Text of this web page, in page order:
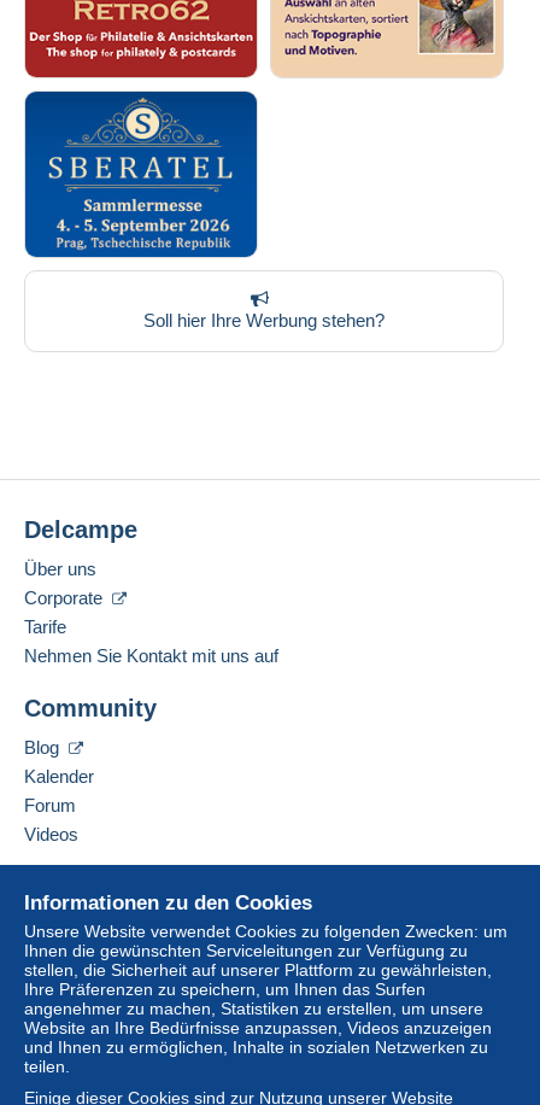
Soll hier Ihre Werbung stehen?
Informationen zu den Cookies
Unsere Website verwendet Cookies zu folgenden Zwecken: um
Ihnen die gewünschten Serviceleitungen zur Verfügung zu
stellen, die Sicherheit auf unserer Plattform zu gewährleisten,
Ihre Präferenzen zu speichern, um Ihnen das Surfen
angenehmer zu machen, Statistiken zu erstellen, um unsere
Website an Ihre Bedürfnisse anzupassen, Videos anzuzeigen
und Ihnen zu ermöglichen, Inhalte in sozialen Netzwerken zu
teilen.
Einige dieser Cookies sind zur Nutzung unserer Website
Delcampe
Über uns
Corporate
Tarife
Nehmen Sie Kontakt mit uns auf
Community
Blog
Kalender
Forum
Videos
Online-Hilfe
Auf Delcampe kaufen
Auf Delcampe verkaufen
Eine sichere Website